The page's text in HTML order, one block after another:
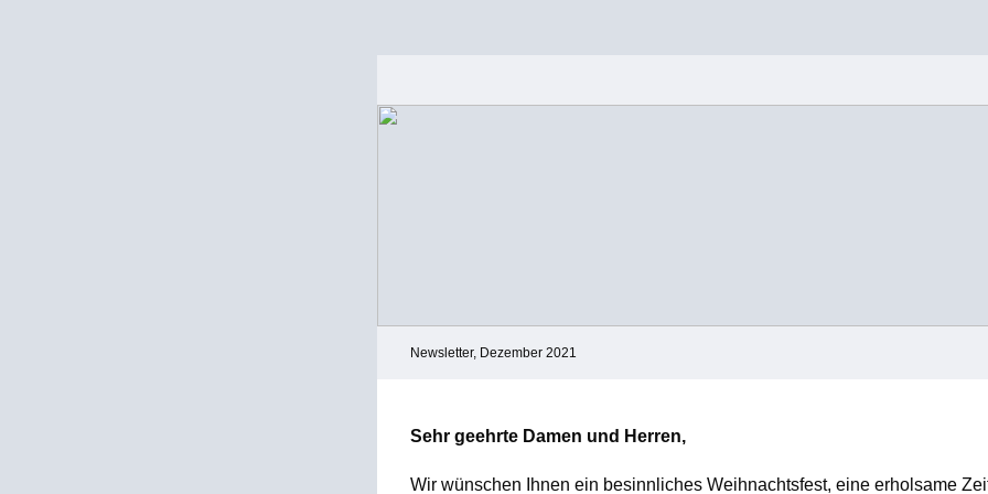
Newsletter, Dezember 2021
Sehr geehrte Damen und Herren,
Wir wünschen Ihnen ein besinnliches Weihnachtsfest, eine erholsame